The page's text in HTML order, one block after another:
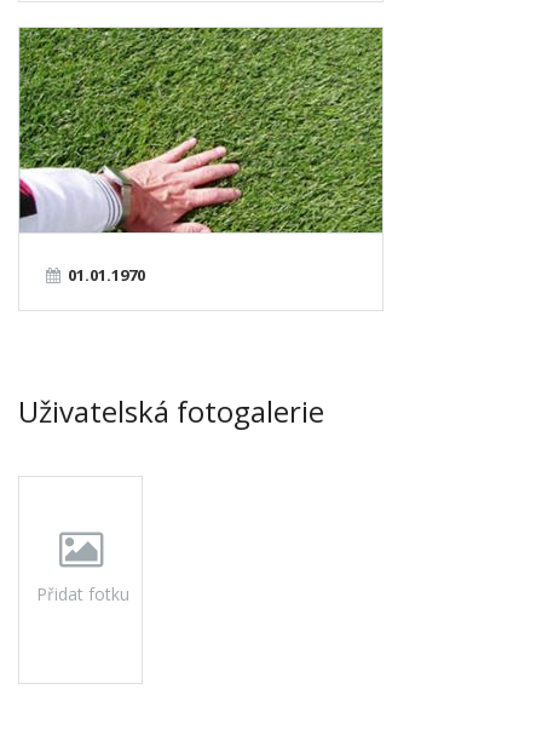
01.01.1970
Uživatelská fotogalerie
Přidat fotku